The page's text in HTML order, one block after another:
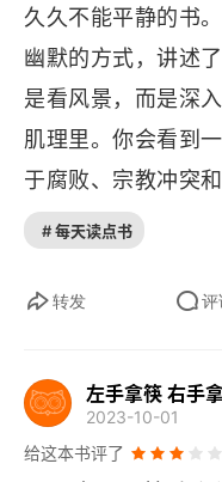
括和总结式的中式
瞎子摸象的问题，
写什么，并且写得
会有自己的认识，
史学界要学习的。
特点是人自然是 “懒
“刀耕火种” 阶段，
与人向善，冲突在
们需要尊重对方的
久久不能平静的书
幽默的方式，讲述
是看风景，而是深
肌理里。你会看到
于腐败、宗教冲突
没有用高高在上的
面前。书里有笑点
# 每天读点书
转发 评
左手拿筷 右手
2023-10-01
给这本书评了